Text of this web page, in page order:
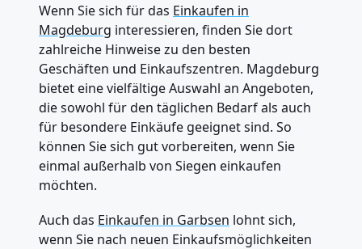
Wenn Sie sich für das Einkaufen in
Magdeburg interessieren, finden Sie dort
zahlreiche Hinweise zu den besten
Geschäften und Einkaufszentren. Magdeburg
bietet eine vielfältige Auswahl an Angeboten,
die sowohl für den täglichen Bedarf als auch
für besondere Einkäufe geeignet sind. So
können Sie sich gut vorbereiten, wenn Sie
einmal außerhalb von Siegen einkaufen
möchten.
Auch das Einkaufen in Garbsen lohnt sich,
wenn Sie nach neuen Einkaufsmöglichkeiten